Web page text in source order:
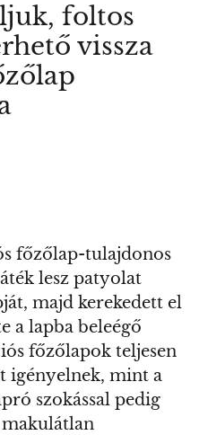
foltos
vissza
főzőlap-tulajdonos
lesz patyolat
majd kerekedett el
a lapba beleégő
főzőlapok teljesen
igényelnek, mint a
szokással pedig